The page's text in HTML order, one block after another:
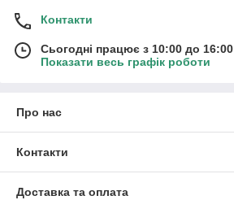
Контакти
Сьогодні працює з 10:00 до 16:00
Показати весь графік роботи
Про нас
Контакти
Доставка та оплата